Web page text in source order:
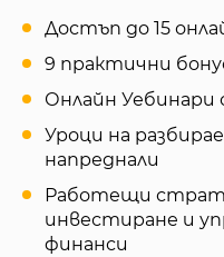
Достъп до 15
9 практични
Онлайн Уебинари
Уроци на
напреднали
Работещи
инвестиране и
финанси